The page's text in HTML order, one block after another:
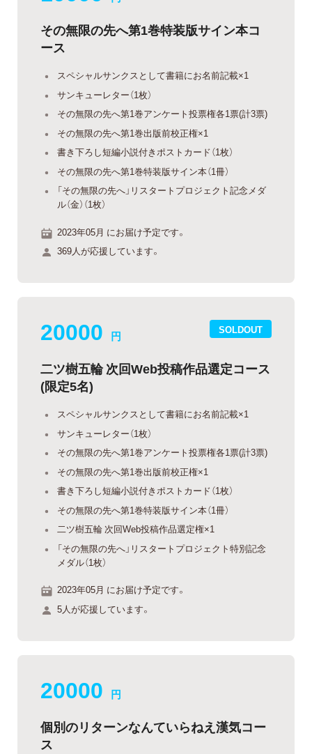
その無限の先へ第1巻特装版サイン本コ
ース
スペシャルサンクスとして書籍にお名前記載×1
サンキューレター（1枚）
その無限の先へ第1巻アンケート投票権各1票(計3票)
その無限の先へ第1巻出版前校正権×1
書き下ろし短編小説付きポストカード（1枚）
その無限の先へ第1巻特装版サイン本（1冊）
「その無限の先へ」リスタートプロジェクト記念メダ
ル（金）（1枚）
2023年05月 にお届け予定です。
369人が応援しています。
SOLDOUT
20000 円
二ツ樹五輪 次回Web投稿作品選定コース
(限定5名)
スペシャルサンクスとして書籍にお名前記載×1
サンキューレター（1枚）
その無限の先へ第1巻アンケート投票権各1票(計3票)
その無限の先へ第1巻出版前校正権×1
書き下ろし短編小説付きポストカード（1枚）
その無限の先へ第1巻特装版サイン本（1冊）
二ツ樹五輪 次回Web投稿作品選定権×1
「その無限の先へ」リスタートプロジェクト特別記念
メダル（1枚）
2023年05月 にお届け予定です。
5人が応援しています。
20000 円
個別のリターンなんていらねえ漢気コー
ス